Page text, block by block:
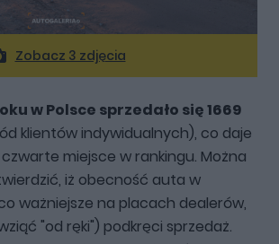
Zobacz 3 zdjęcia
w Polsce sprzedało się 1669
klientów indywidualnych), co daje
miejsce w rankingu. Można
iż obecność auta w
ważniejsze na placach dealerów,
"od ręki") podkręci sprzedaż.